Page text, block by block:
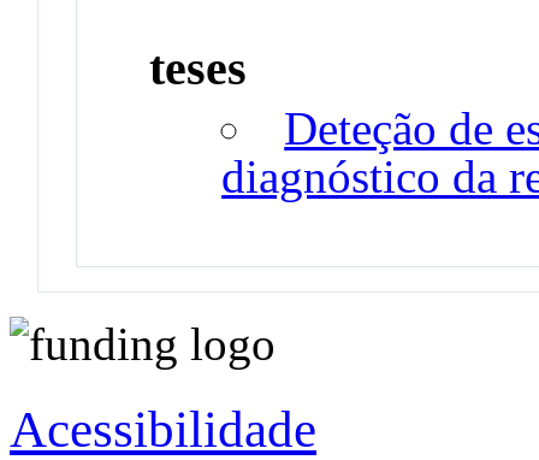
teses
Deteção de
diagnóstico da
Acessibilidade